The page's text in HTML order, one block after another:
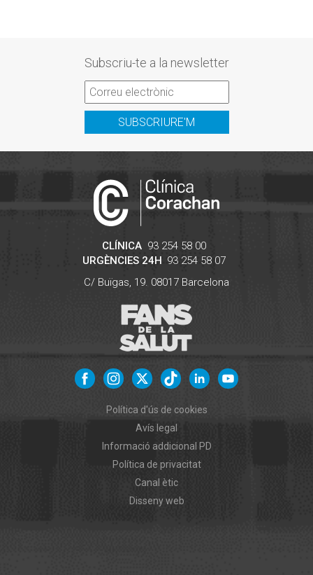
Subscriu-te a la newsletter
SUBSCRIURE'M
CLÍNICA 93 254 58 00
URGÈNCIES 24H 93 254 58 07
C/ Buïgas, 19. 08017 Barcelona
Política d'ús de cookies
Avís legal
Informació addicional PD
Política de privacitat
Canal ètic
Disseny web